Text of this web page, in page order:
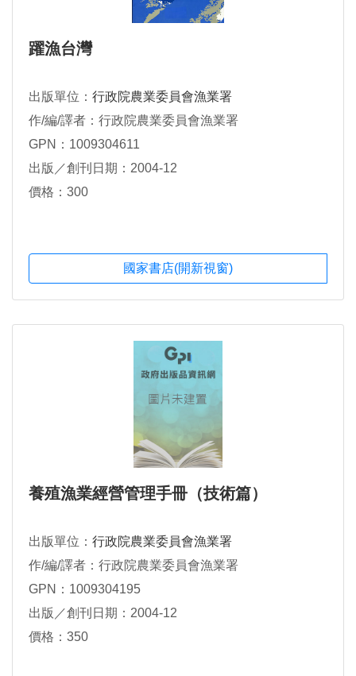
躍漁台灣
出版單位： 行政院農業委員會漁業署
作/編/譯者：行政院農業委員會漁業署
GPN：1009304611
出版／創刊日期：2004-12
價格：300
國家書店(開新視窗)
養殖漁業經營管理手冊（技術篇）
出版單位： 行政院農業委員會漁業署
作/編/譯者：行政院農業委員會漁業署
GPN：1009304195
出版／創刊日期：2004-12
價格：350